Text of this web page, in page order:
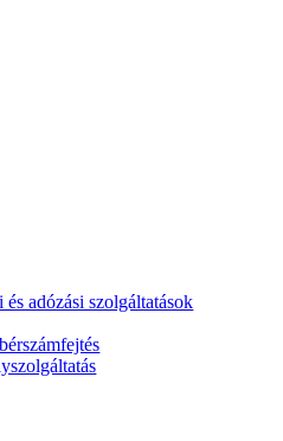
adózási szolgáltatások